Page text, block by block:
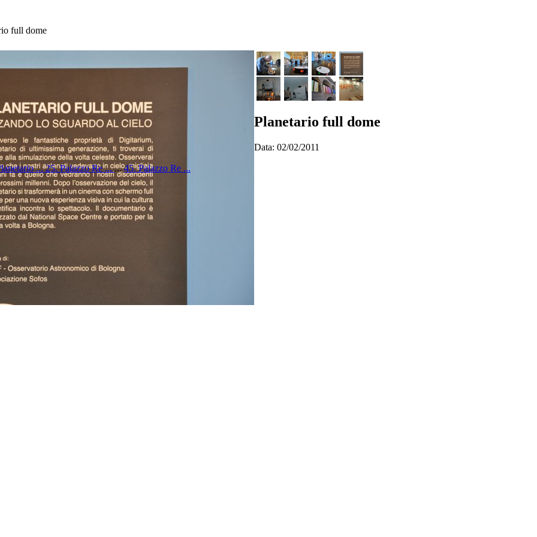
full dome
Planetario full dome
Data: 02/02/2011
...25. Palazzo Re ...... 45. Palazzo Re ...